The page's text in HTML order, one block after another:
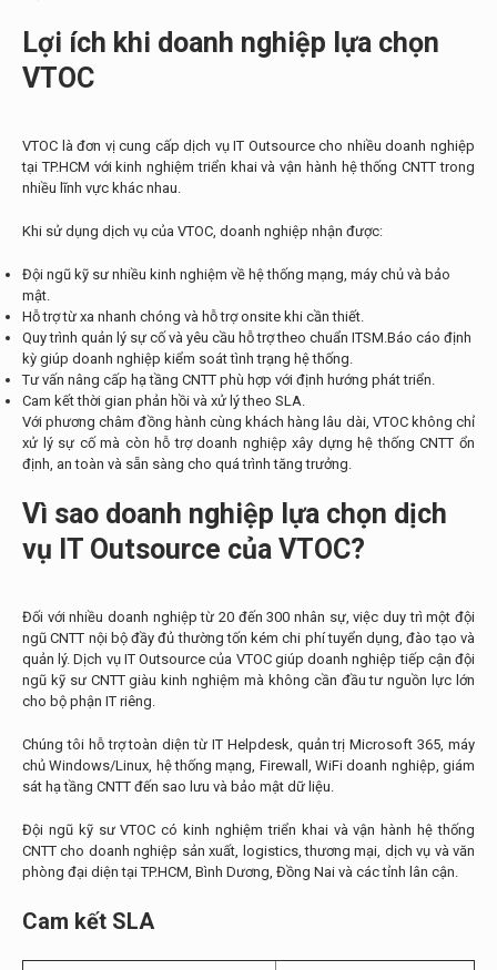
Lợi ích khi doanh nghiệp lựa chọn
VTOC
VTOC là đơn vị cung cấp dịch vụ IT Outsource cho nhiều doanh nghiệp
tại TP.HCM với kinh nghiệm triển khai và vận hành hệ thống CNTT trong
nhiều lĩnh vực khác nhau.
Khi sử dụng dịch vụ của VTOC, doanh nghiệp nhận được:
Đội ngũ kỹ sư nhiều kinh nghiệm về hệ thống mạng, máy chủ và bảo
mật.
Hỗ trợ từ xa nhanh chóng và hỗ trợ onsite khi cần thiết.
Quy trình quản lý sự cố và yêu cầu hỗ trợ theo chuẩn ITSM.Báo cáo định
kỳ giúp doanh nghiệp kiểm soát tình trạng hệ thống.
Tư vấn nâng cấp hạ tầng CNTT phù hợp với định hướng phát triển.
Cam kết thời gian phản hồi và xử lý theo SLA.
Với phương châm đồng hành cùng khách hàng lâu dài, VTOC không chỉ
xử lý sự cố mà còn hỗ trợ doanh nghiệp xây dựng hệ thống CNTT ổn
định, an toàn và sẵn sàng cho quá trình tăng trưởng.
Vì sao doanh nghiệp lựa chọn dịch
vụ IT Outsource của VTOC?
Đối với nhiều doanh nghiệp từ 20 đến 300 nhân sự, việc duy trì một đội
ngũ CNTT nội bộ đầy đủ thường tốn kém chi phí tuyển dụng, đào tạo và
quản lý. Dịch vụ IT Outsource của VTOC giúp doanh nghiệp tiếp cận đội
ngũ kỹ sư CNTT giàu kinh nghiệm mà không cần đầu tư nguồn lực lớn
cho bộ phận IT riêng.
Chúng tôi hỗ trợ toàn diện từ IT Helpdesk, quản trị Microsoft 365, máy
chủ Windows/Linux, hệ thống mạng, Firewall, WiFi doanh nghiệp, giám
sát hạ tầng CNTT đến sao lưu và bảo mật dữ liệu.
Đội ngũ kỹ sư VTOC có kinh nghiệm triển khai và vận hành hệ thống
CNTT cho doanh nghiệp sản xuất, logistics, thương mại, dịch vụ và văn
phòng đại diện tại TP.HCM, Bình Dương, Đồng Nai và các tỉnh lân cận.
Cam kết SLA